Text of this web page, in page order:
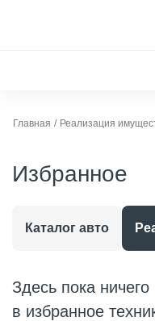
Главная Реализация
Избранное
Каталог авто
Здесь пока
в избранное